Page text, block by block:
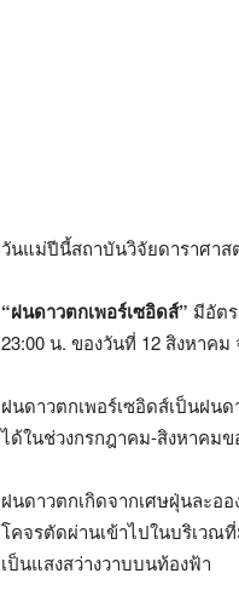
วันแม่ปีนี้สถาบันวิจัยดาราศา
“ฝนดาวตกเพอร์เซอิดส์” มีอัต
23:00 น. ของวันที่ 12 สิงหาคม
ฝนดาวตกเพอร์เซอิดส์เป็นฝน
ได้ในช่วงกรกฎาคม-สิงหาคมข
ฝนดาวตกเกิดจากเศษฝุ่นละออ
โคจรตัดผ่านเข้าไปในบริเวณ
เป็นแสงสว่างวาบบนท้องฟ้า